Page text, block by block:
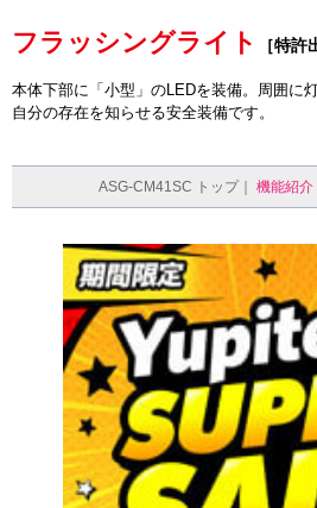
フラッシングライト ［特許
本体下部に「小型」のLEDを装備。周囲に
自分の存在を知らせる安全装備です。
ASG-CM41SC トップ｜ 機能紹介